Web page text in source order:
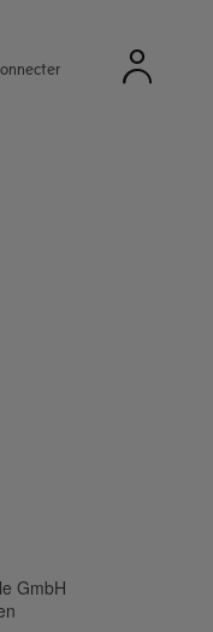
GmbH